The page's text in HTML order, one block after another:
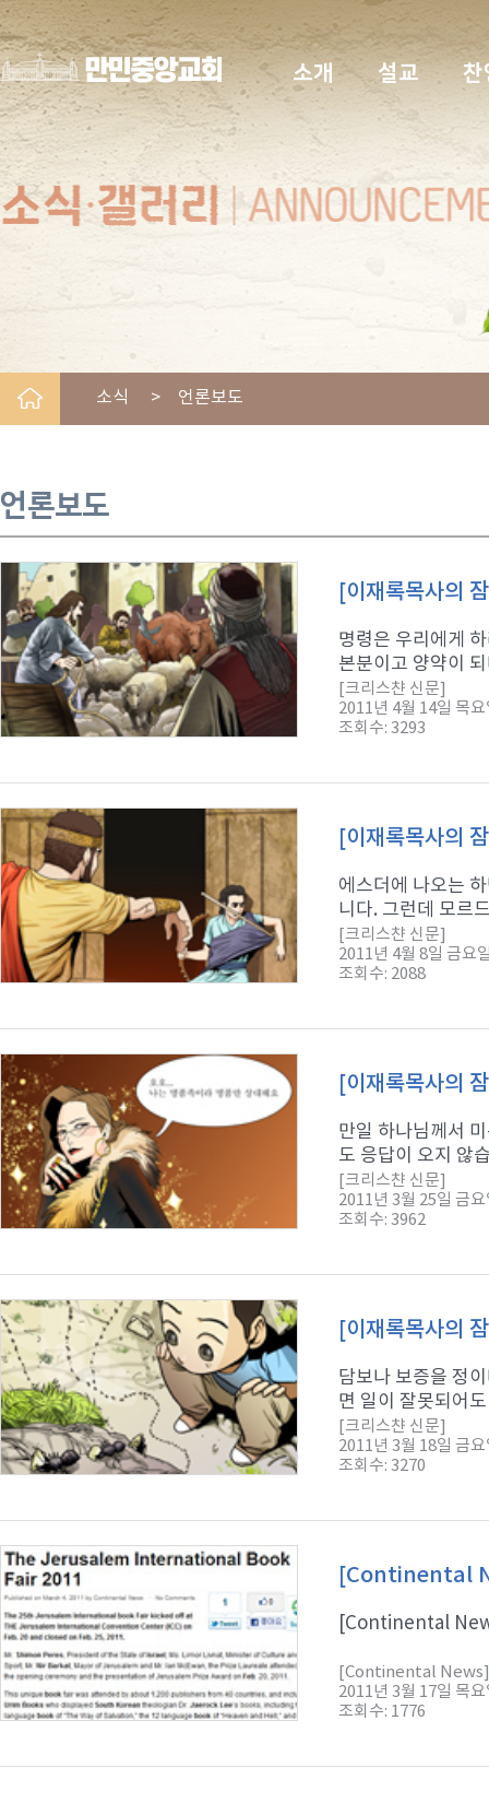
소개 설교 찬
소식 > 언론보도
언론보도
[이재록목사의
명령은 우리에게
본분이고 양약이
[크리스챤 신문]
2011년 4월 14일 목요
조회수: 3293
[이재록목사의
에스더에 나오는
니다. 그런데 모르
[크리스챤 신문]
2011년 4월 8일 금요
조회수: 2088
[이재록목사의
만일 하나님께서
도 응답이 오지 않
[크리스챤 신문]
2011년 3월 25일 금요
조회수: 3962
[이재록목사의
담보나 보증을 정
면 일이 잘못되어
[크리스챤 신문]
2011년 3월 18일 금요
조회수: 3270
[Continental
[Continental
[Continental News]
2011년 3월 17일 목요
조회수: 1776